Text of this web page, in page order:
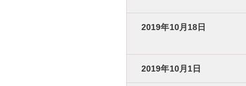
2019年10月18日
2019年10月1日